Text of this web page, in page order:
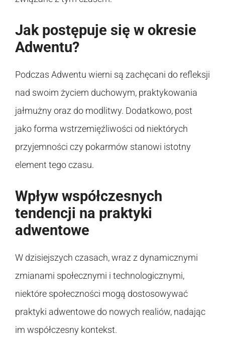
Jak postępuje się w okresie
Adwentu?
Podczas Adwentu wierni są zachęcani do refleksji
nad swoim życiem duchowym, praktykowania
jałmużny oraz do modlitwy. Dodatkowo, post
jako forma wstrzemięźliwości od niektórych
przyjemności czy pokarmów stanowi istotny
element tego czasu.
Wpływ współczesnych
tendencji na praktyki
adwentowe
W dzisiejszych czasach, wraz z dynamicznymi
zmianami społecznymi i technologicznymi,
niektóre społeczności mogą dostosowywać
praktyki adwentowe do nowych realiów, nadając
im współczesny kontekst.